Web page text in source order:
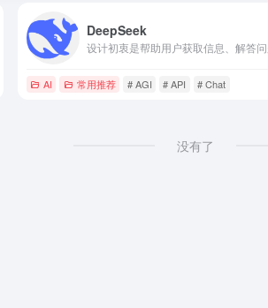
DeepSeek
AI 常用推荐 # AGI # API # Chat
没有了